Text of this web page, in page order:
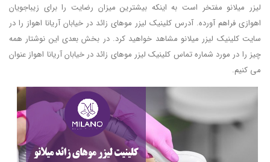
لیزر میلانو مفتخر است به اینکه بیشترین میزان رضایت را برای زیباجویان
اهوازی فراهم آورده. آدرس کلینیک لیزر موهای زائد در خیابان آریانا اهواز را در
سایت کلینیک لیزر میلانو مشاهد خواهید کرد. در بخش بعدی این نوشتار همه
چیز را در مورد شماره تماس کلینیک لیزر موهای زائد در خیابان آریانا اهواز عنوان
می کنیم.